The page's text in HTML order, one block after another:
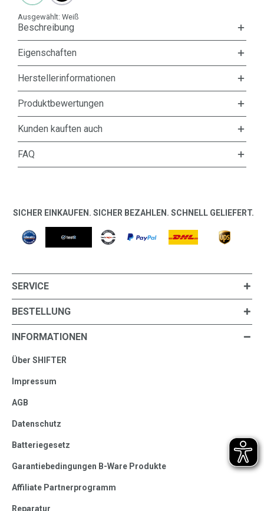
Ausgewählt: Weiß
Beschreibung
Eigenschaften
Herstellerinformationen
Produktbewertungen
Kunden kauften auch
FAQ
SICHER EINKAUFEN. SICHER BEZAHLEN. SCHNELL GELIEFERT.
SERVICE
BESTELLUNG
INFORMATIONEN
Über SHIFTER
Impressum
AGB
Datenschutz
Batteriegesetz
Garantiebedingungen B-Ware Produkte
Affiliate Partnerprogramm
Reparatur